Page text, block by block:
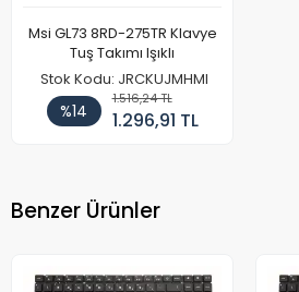
Msi GL73 8RD-275TR Klavye
Tuş Takımı Işıklı
Stok Kodu: JRCKUJMHMI
%14
1.516,24 TL
1.296,91 TL
Benzer Ürünler